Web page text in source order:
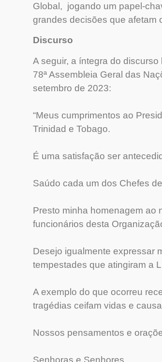
Global, jogando um papel-
grandes decisões que afetam
Discurso
A seguir, a íntegra do
78ª Assembleia Geral das
setembro de 2023:
“Meus cumprimentos ao
Trinidad e Tobago.
É uma satisfação ser
Saúdo cada um dos Chefes
Presto minha homenagem ao
funcionários desta
Desejo igualmente expressar
tempestades que atingiram a
A exemplo do que ocorreu
tragédias ceifam vidas e
Nossos pensamentos e
Senhoras e Senhores